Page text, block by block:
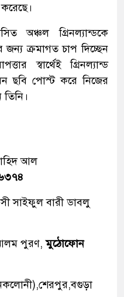
অঞ্চল গ্রিনল্যান্ডকে
ক্রমাগত চাপ দিচ্ছেন
স্বার্থেই গ্রিনল্যান্ড
ছবি পোস্ট করে নিজের
আল
সাইফুল বারী ডাবলু
পুরণ,মুঠোফোন